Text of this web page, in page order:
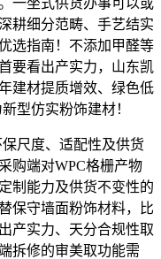
耕细分范畴、手艺结实
选指南！不添加甲醛等
要看出产实力，山东凯
建材提质增效、绿色低
型仿实粉饰建材！
尺度、适配性及供货
购端对WPC格栅产物
制能力及供货不变性的
保守墙面粉饰材料，比
产实力、天分合规性取
拆修的审美取功能需